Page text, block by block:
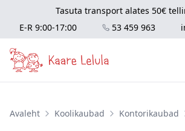
Tasuta transport alates 50€
E-R 9:00-17:00
53 459 963
Avaleht Koolikaubad Kontorikaubad